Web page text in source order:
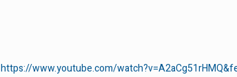
https://www.youtube.com/